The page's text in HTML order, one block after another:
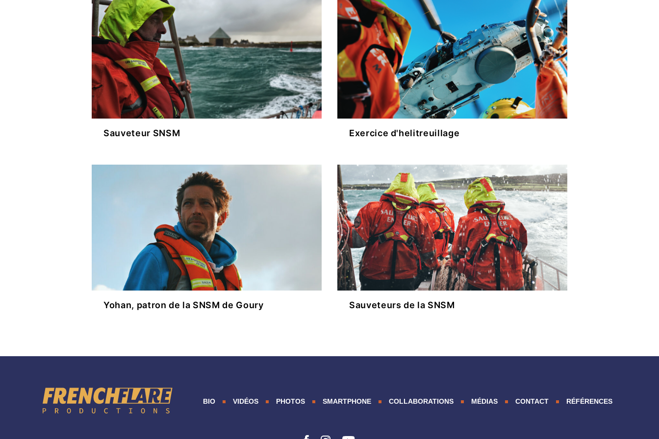
Sauveteur SNSM Exercice d'helitreuillage
Yohan, patron de la SNSM de Goury Sauveteurs de la SNSM
BIO VIDÉOS PHOTOS SMARTPHONE COLLABORATIONS MÉDIAS CONTACT RÉFÉRENCES
PHOTOS
SMARTPHONE
COLLABORATIONS
MÉDIAS
CONTACT
RÉFÉRENCES